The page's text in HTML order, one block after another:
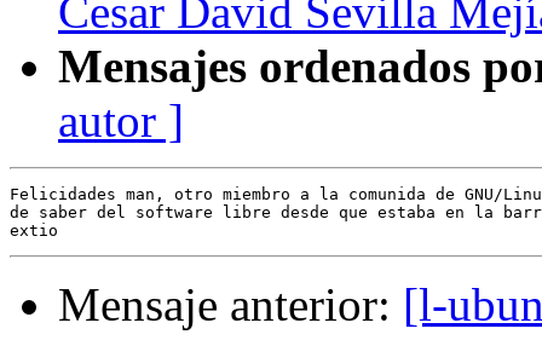
Cesar David Sevilla
Mensajes ordenados
autor ]
Felicidades man, otro miembro a la comunida de GNU/
de saber del software libre desde que estaba en la
Mensaje anterior: [l-